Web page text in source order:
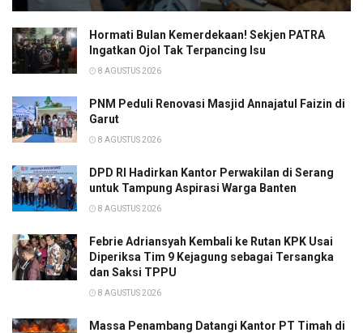
Hormati Bulan Kemerdekaan! Sekjen PATRA
Ingatkan Ojol Tak Terpancing Isu
8 AGUSTUS 2026
PNM Peduli Renovasi Masjid Annajatul Faizin di
Garut
8 AGUSTUS 2026
DPD RI Hadirkan Kantor Perwakilan di Serang
untuk Tampung Aspirasi Warga Banten
8 AGUSTUS 2026
Febrie Adriansyah Kembali ke Rutan KPK Usai
Diperiksa Tim 9 Kejagung sebagai Tersangka
dan Saksi TPPU
8 AGUSTUS 2026
Massa Penambang Datangi Kantor PT Timah di